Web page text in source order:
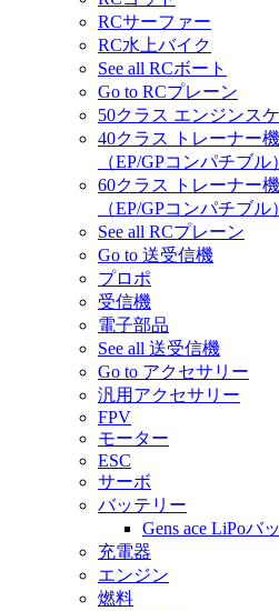
RCサーファー
RC水上バイク
See all RCボート
Go to RCプレーン
50クラス エンジンス
40クラス トレーナー
（EP/GPコンパチブル）
60クラス トレーナー
（EP/GPコンパチブル）
See all RCプレーン
Go to 送受信機
プロポ
受信機
電子部品
See all 送受信機
Go to アクセサリー
汎用アクセサリー
FPV
モーター
ESC
サーボ
バッテリー
Gens ace LiPoバ
充電器
エンジン
燃料